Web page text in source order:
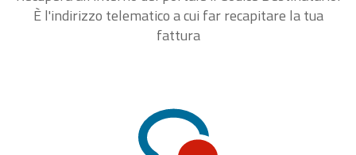
È l'indirizzo telematico a cui far recapitare la tua
fattura